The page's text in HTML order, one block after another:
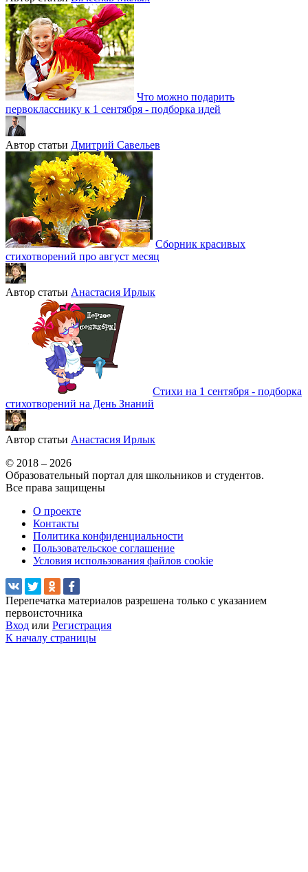
Что можно подарить
первокласснику к 1 сентября - подборка идей
Автор статьи Дмитрий Савельев
Сборник красивых
стихотворений про август месяц
Автор статьи Анастасия Ирлык
Стихи на 1 сентября - подборка
стихотворений на День Знаний
Автор статьи Анастасия Ирлык
© 2018 – 2026
Образовательный портал для школьников и студентов.
Все права защищены
О проекте
Контакты
Политика конфиденциальности
Пользовательское соглашение
Условия использования файлов cookie
Перепечатка материалов разрешена только с указанием
первоисточника
Вход или Регистрация
К началу страницы